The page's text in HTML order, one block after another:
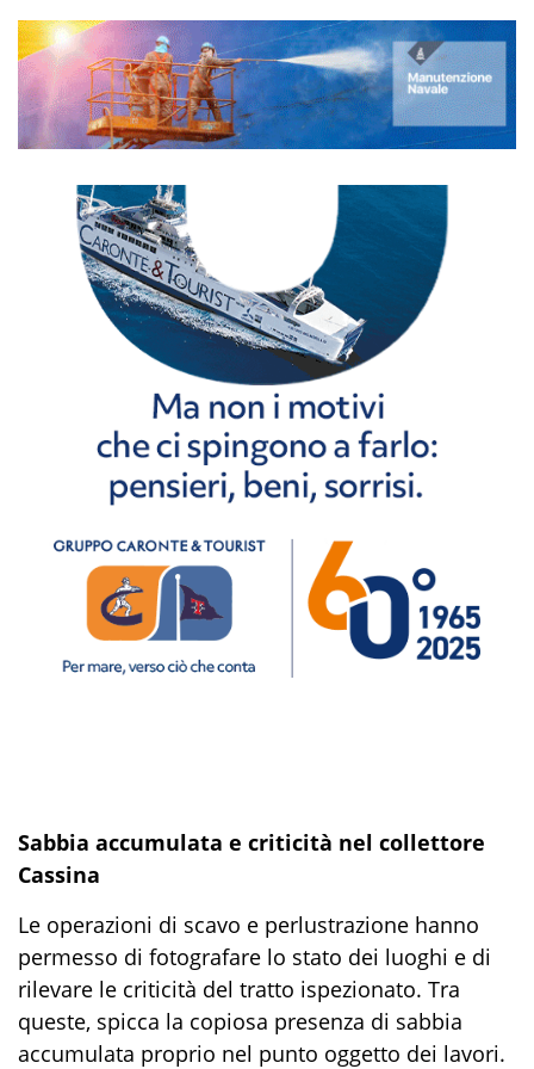
Sabbia accumulata e criticità nel collettore
Cassina
Le operazioni di scavo e perlustrazione hanno
permesso di fotografare lo stato dei luoghi e di
rilevare le criticità del tratto ispezionato. Tra
queste, spicca la copiosa presenza di sabbia
accumulata proprio nel punto oggetto dei lavori.